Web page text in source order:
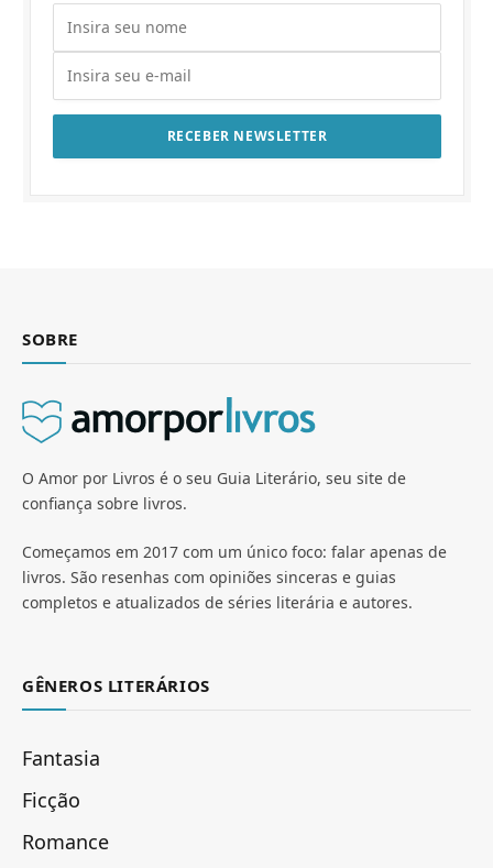
SOBRE
O Amor por Livros é o seu Guia Literário, seu site de
confiança sobre livros.
Começamos em 2017 com um único foco: falar apenas de
livros. São resenhas com opiniões sinceras e guias
completos e atualizados de séries literária e autores.
GÊNEROS LITERÁRIOS
Fantasia
Ficção
Romance